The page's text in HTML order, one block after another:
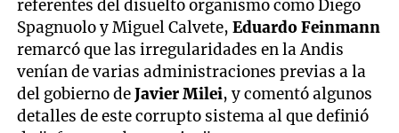
referentes del disuelto organismo como Diego
Spagnuolo y Miguel Calvete,Eduardo Feinmann
remarcó que las irregularidades en la Andis
venían de varias administraciones previas a la
del gobierno deJavier Milei, y comentó algunos
detalles de este corrupto sistema al que definió